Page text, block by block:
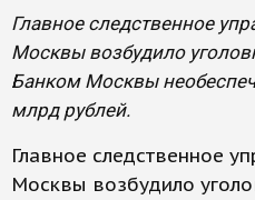
Главное следственное
Москвы возбудило
Банком Москвы
млрд рублей.
Главное следственное
Москвы возбудило